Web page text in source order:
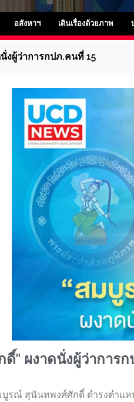
อสังหาฯ เดินเรื่องด้วยภาพ
งผู้ว่าการกปภ.คนที่ 15
" ผงาดนั่งผู้ว่าการ
รณ์ สุนันทพงศ์ศักดิ์ ดำรงตำแ